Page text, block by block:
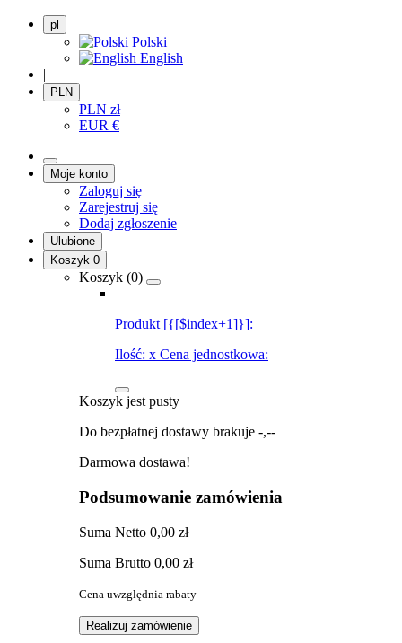
pl
Polski
English
|
PLN
PLN zł
EUR €
Moje konto
Zaloguj się
Zarejestruj się
Dodaj zgłoszenie
Ulubione
Koszyk 0
Koszyk (0)
Produkt [{[$index+1]}]:
Ilość: x Cena jednostkowa:
Koszyk jest pusty
Do bezpłatnej dostawy brakuje -,--
Darmowa dostawa!
Podsumowanie zamówienia
Suma Netto 0,00 zł
Suma Brutto 0,00 zł
Cena uwzględnia rabaty
Realizuj zamówienie